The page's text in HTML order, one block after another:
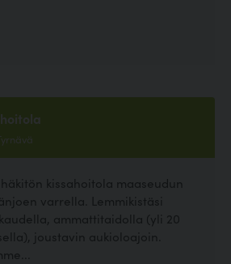
kissahoitola maaseudun
varrella. Lemmikistäsi
ammattitaidolla (yli 20
joustavin aukioloajoin.